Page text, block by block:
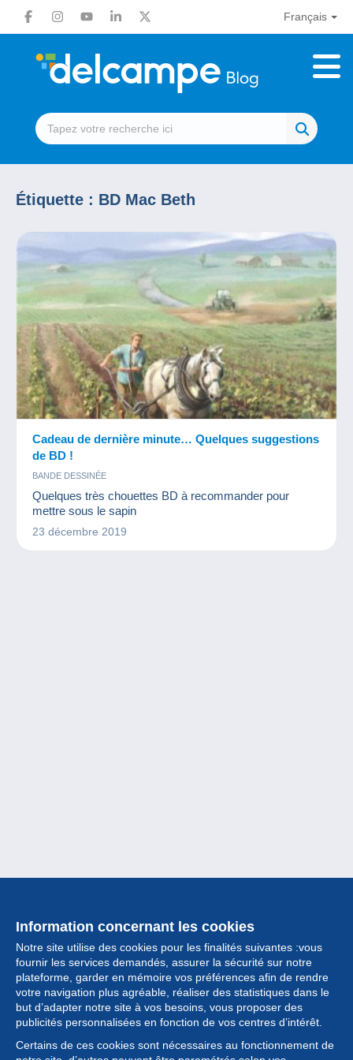
Français
Étiquette : BD Mac Beth
Cadeau de dernière minute… Quelques suggestions
de BD !
BANDE DESSINÉE
Quelques très chouettes BD à recommander pour
mettre sous le sapin
23 décembre 2019
Information concernant les cookies
Notre site utilise des cookies pour les finalités suivantes :vous
fournir les services demandés, assurer la sécurité sur notre
plateforme, garder en mémoire vos préférences afin de rendre
votre navigation plus agréable, réaliser des statistiques dans le
but d’adapter notre site à vos besoins, vous proposer des
publicités personnalisées en fonction de vos centres d’intérêt.
Certains de ces cookies sont nécessaires au fonctionnement de
Collection
Actualités